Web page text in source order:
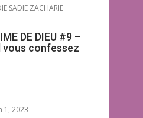
SADIE ZACHARIE
DE DIEU #9 –
vous confessez
1, 2023